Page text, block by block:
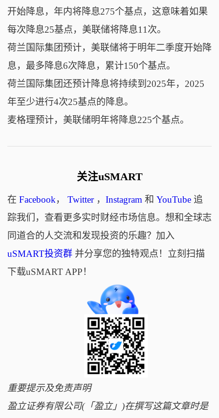
开始降息，年内将降息275个基点，这意味着如果
每次降息25基点，美联储将降息11次。
荷兰国际集团预计，美联储将于明年二季度开始降
息，最多降息6次降息，累计150个基点。
荷兰国际集团还预计降息将持续到2025年，2025
年至少进行4次25基点的降息。
麦格理预计，美联储明年将降息225个基点。
关注uSMART
在 Facebook， Twitter， Instagram和 YouTube追
踪我们，查看更多实时财经市场信息。想和全球志
同道合的人交流和发现投资的乐趣？加入
uSMART投资群并分享您的独特观点！立刻扫描
下载uSMART APP！
重要提示及免责声明
盈立证券有限公司(「盈立」)在撰写这篇文章时是